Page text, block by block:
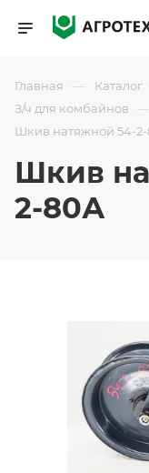
Главная — Каталог
З/ч для комбайнов
Шкив натяжной 54-
Шкив
2-80А